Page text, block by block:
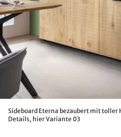
Sideboard Eterna bezaubert mit
Details, hier Variante 03